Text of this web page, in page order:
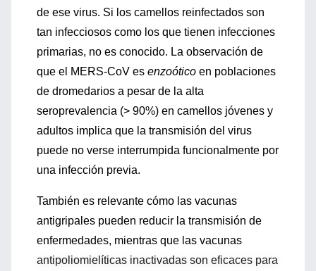
de ese virus. Si los camellos reinfectados son
tan infecciosos como los que tienen infecciones
primarias, no es conocido. La observación de
que el MERS-CoV es enzoótico en poblaciones
de dromedarios a pesar de la alta
seroprevalencia (> 90%) en camellos jóvenes y
adultos implica que la transmisión del virus
puede no verse interrumpida funcionalmente por
una infección previa.
También es relevante cómo las vacunas
antigripales pueden reducir la transmisión de
enfermedades, mientras que las vacunas
antipoliomielíticas inactivadas son eficaces para